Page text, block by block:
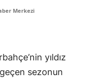
Merkezi
yıldız
sezonun